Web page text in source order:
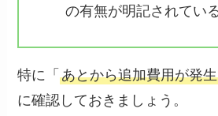
の有無が明記されてい
特に「あとから追加費用が発
に確認しておきましょう。